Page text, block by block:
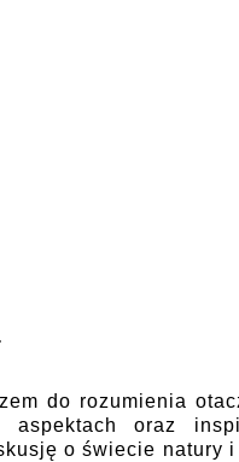
do rozumienia
aspektach oraz
o świecie natury i